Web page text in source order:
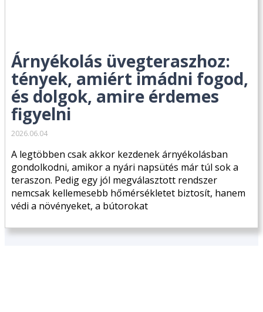
Árnyékolás üvegteraszhoz:
tények, amiért imádni fogod,
és dolgok, amire érdemes
figyelni
2026.06.04
A legtöbben csak akkor kezdenek árnyékolásban
gondolkodni, amikor a nyári napsütés már túl sok a
teraszon. Pedig egy jól megválasztott rendszer
nemcsak kellemesebb hőmérsékletet biztosít, hanem
védi a növényeket, a bútorokat